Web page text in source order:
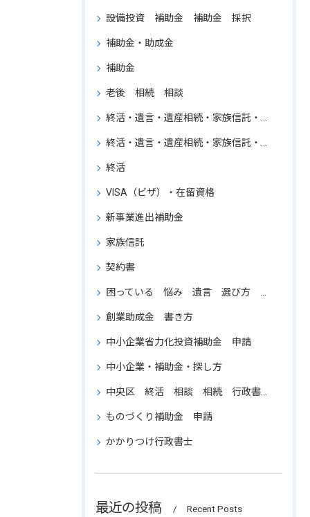
設備投資 補助金 補助金 採択
補助金・助成金
補助金
老後 相続 相談
終活・遺言・遺産相続・家族信託・行政書士・東京・一都三県・法律事務所の勤務経験のある行政書士・ワンストップサービス・必要に応じて弁護士などの専門家と連携できる・コンサルタント
終活・遺言・遺産相続・家族信託・行政書士・東京
終活
VISA（ビザ）・在留資格
新事業進出補助金
家族信託
契約書
困っている 悩み 遺言 選び方 専門家 比較 相続 相談
創業助成金 書き方
中小企業省力化投資補助金 申請
中小企業・補助金・探し方
中央区 終活 相談 相続 行政書士 葬儀
ものづくり補助金 申請
かかりつけ行政書士
最近の投稿 Recent Posts